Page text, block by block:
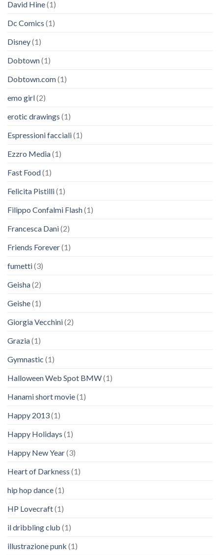
David Hine(1)
Dc Comics (1)
Disney(1)
Dobtown(1)
Dobtown.com(1)
emo girl(2)
erotic drawings (1)
Espressioni facciali(1)
Ezzro Media(1)
Fast Food(1)
Felicita Pistilli(1)
Filippo Confalmi Flash(1)
Francesca Dani(2)
Friends Forever(1)
fumetti(3)
Geisha(2)
Geishe(1)
Giorgia Vecchini(2)
Grazia(1)
Gymnastic (1)
Halloween Web Spot BMW(1)
Hanami short movie(1)
Happy 2013(1)
Happy Holidays (1)
Happy New Year(3)
Heart of Darkness (1)
hip hop dance(1)
HP Lovecraft(1)
il dribbling club (1)
illustrazione punk (1)